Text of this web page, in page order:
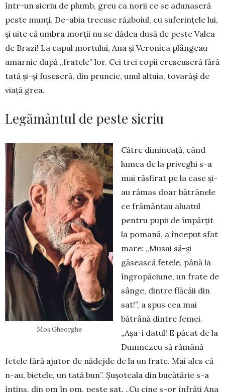
în­tr-un sicriu de plumb, greu ca norii ce se adunaseră
peste munți. De-abia trecuse răz­boiul, cu suferințele lui,
și uite că umbra morții nu se dădea dusă de peste Valea
de Brazi! La capul mortului, Ana și Veronica plân­geau
amarnic după „fratele” lor. Cei trei copii crescuseră fără
tată și-și fuseseră, din pruncie, unul altuia, tovarăși de
viață grea.
Legământul de peste sicriu
Moș Gheorghe
Către dimineață, când
lumea de la priveghi s-a
mai răsfirat pe la case și-
au rămas doar bătrânele
ce frământau aluatul
pentru pupii de împărțit
la poma­nă, a început sfat
mare: „Mu­sai să-și
găsească fe­tele, până la
îngropă­ciune, un frate de
sânge, dintre flăcăii din
sat!”, a spus cea mai
bătrână dintre femei.
„Așa-i datul! E păcat de la
Dumnezeu să ră­mână
fetele fără ajutor de nădejde de la un frate. Mai ales că
n-au, bietele, un tată bun”. Șușoteala din bucătărie s-a
întins, din om în om, peste sat. „Cu cine s-or înfrăți Ana